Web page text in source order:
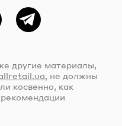
Telegram
другие материалы,
, не должны
косвенно, как